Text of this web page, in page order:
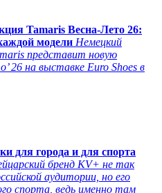
Tamaris Весна-Лето 26:
модели Немецкий
представит новую
26 на выставке Euro Shoes в
для города и для спорта
бренд KV+ не так
аудитории, но его
спорта, ведь именно там